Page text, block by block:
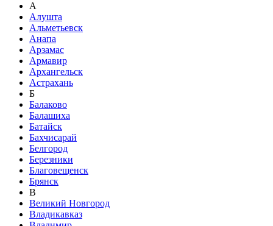
А
Алушта
Альметьевск
Анапа
Арзамас
Армавир
Архангельск
Астрахань
Б
Балаково
Балашиха
Батайск
Бахчисарай
Белгород
Березники
Благовещенск
Брянск
В
Великий Новгород
Владикавказ